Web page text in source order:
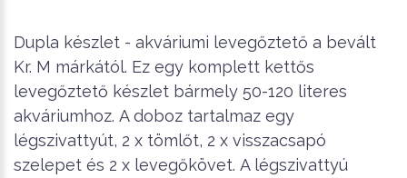
Dupla készlet - akváriumi levegőztető a bevált
Kr. M márkától. Ez egy komplett kettős
levegőztető készlet bármely 50-120 literes
akváriumhoz. A doboz tartalmaz egy
légszivattyút, 2 x tömlőt, 2 x visszacsapó
szelepet és 2 x levegőkövet. A légszivattyú